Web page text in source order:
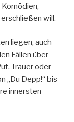
will.
liegen, auch
Fällen über
Trauer oder
„Du Depp!“ bis
innersten